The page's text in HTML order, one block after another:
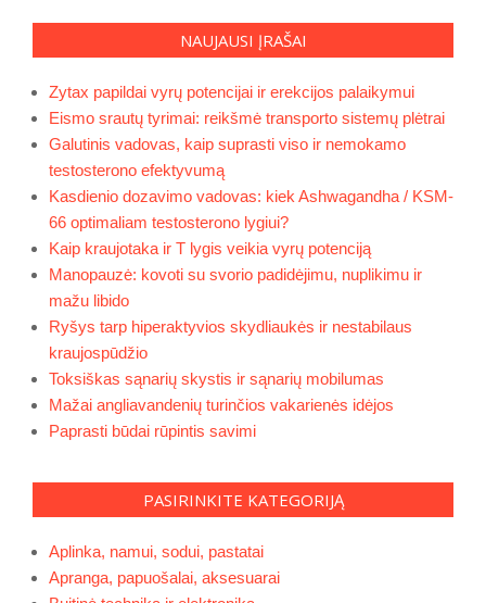
NAUJAUSI ĮRAŠAI
Zytax papildai vyrų potencijai ir erekcijos palaikymui
Eismo srautų tyrimai: reikšmė transporto sistemų plėtrai
Galutinis vadovas, kaip suprasti viso ir nemokamo
testosterono efektyvumą
Kasdienio dozavimo vadovas: kiek Ashwagandha / KSM-
66 optimaliam testosterono lygiui?
Kaip kraujotaka ir T lygis veikia vyrų potenciją
Manopauzė: kovoti su svorio padidėjimu, nuplikimu ir
mažu libido
Ryšys tarp hiperaktyvios skydliaukės ir nestabilaus
kraujospūdžio
Toksiškas sąnarių skystis ir sąnarių mobilumas
Mažai angliavandenių turinčios vakarienės idėjos
Paprasti būdai rūpintis savimi
PASIRINKITE KATEGORIJĄ
Aplinka, namui, sodui, pastatai
Apranga, papuošalai, aksesuarai